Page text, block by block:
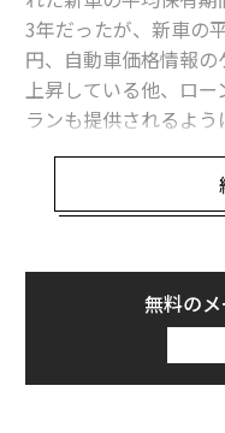
3年だったが、新車の
円、自動車価格情報
上昇している他、ロ
ランも提供されるよ
が延びていても不思
購入した新車を10年
（iSeeCars.com）が
た調査の結果、全モ
った。中でも長期保
は、トヨタの中型
ド」。初代オーナー
無料の